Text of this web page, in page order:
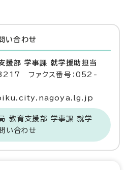
い合わせ
援部 学事課 就学援助担当
ファクス番号：052-
教育支援部 学事課 就学
い合わせ